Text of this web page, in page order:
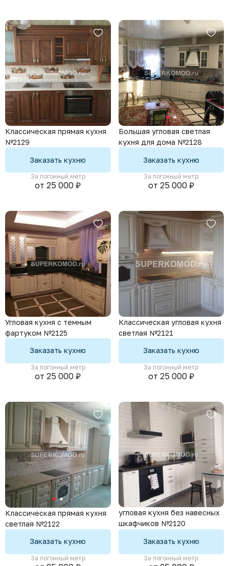
Классическая прямая кухня
№2129
Заказать кухню
За погонный метр
от 25 000 ₽
Большая угловая светлая
кухня для дома №2128
Заказать кухню
За погонный метр
от 25 000 ₽
Угловая кухня с темным
фартуком №2125
Заказать кухню
За погонный метр
от 25 000 ₽
Классическая угловая кухня
светлая №2121
Заказать кухню
За погонный метр
от 25 000 ₽
Классическая прямая кухня
светлая №2122
Заказать кухню
За погонный метр
угловая кухня без навесных
шкафчиков №2120
Заказать кухню
За погонный метр